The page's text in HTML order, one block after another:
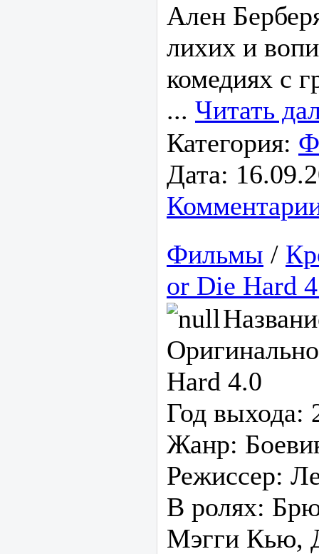
Ален
лихих и
комедиях с
... Читать
Категория:
Дата:
Фильмы /
or Die Hard
Hard 4.0
Год выхода:
Жанр:
Режиссер:
В ролях:
Мэгги Кью,